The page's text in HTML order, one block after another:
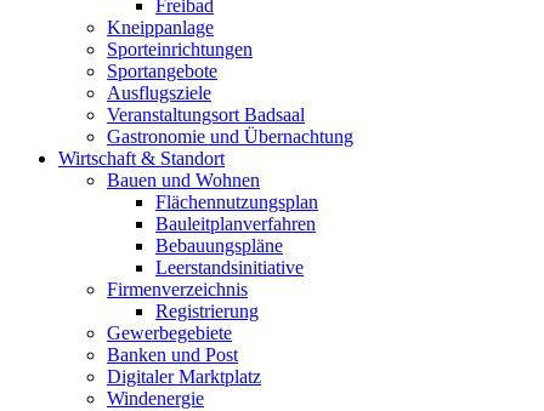
Freibad
Kneippanlage
Sporteinrichtungen
Sportangebote
Ausflugsziele
Veranstaltungsort Badsaal
Gastronomie und Übernachtung
Wirtschaft & Standort
Bauen und Wohnen
Flächennutzungsplan
Bauleitplanverfahren
Bebauungspläne
Leerstandsinitiative
Firmenverzeichnis
Registrierung
Gewerbegebiete
Banken und Post
Digitaler Marktplatz
Windenergie